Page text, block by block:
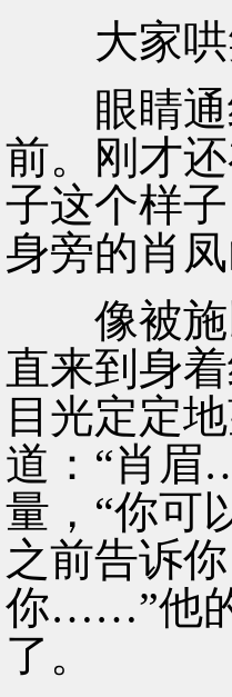
大家哄
眼睛通
前。刚才
子这个样
身旁的肖
像被施
直来到身
目光定定
道：“肖眉
量，“你可
之前告诉
你……”他
了。